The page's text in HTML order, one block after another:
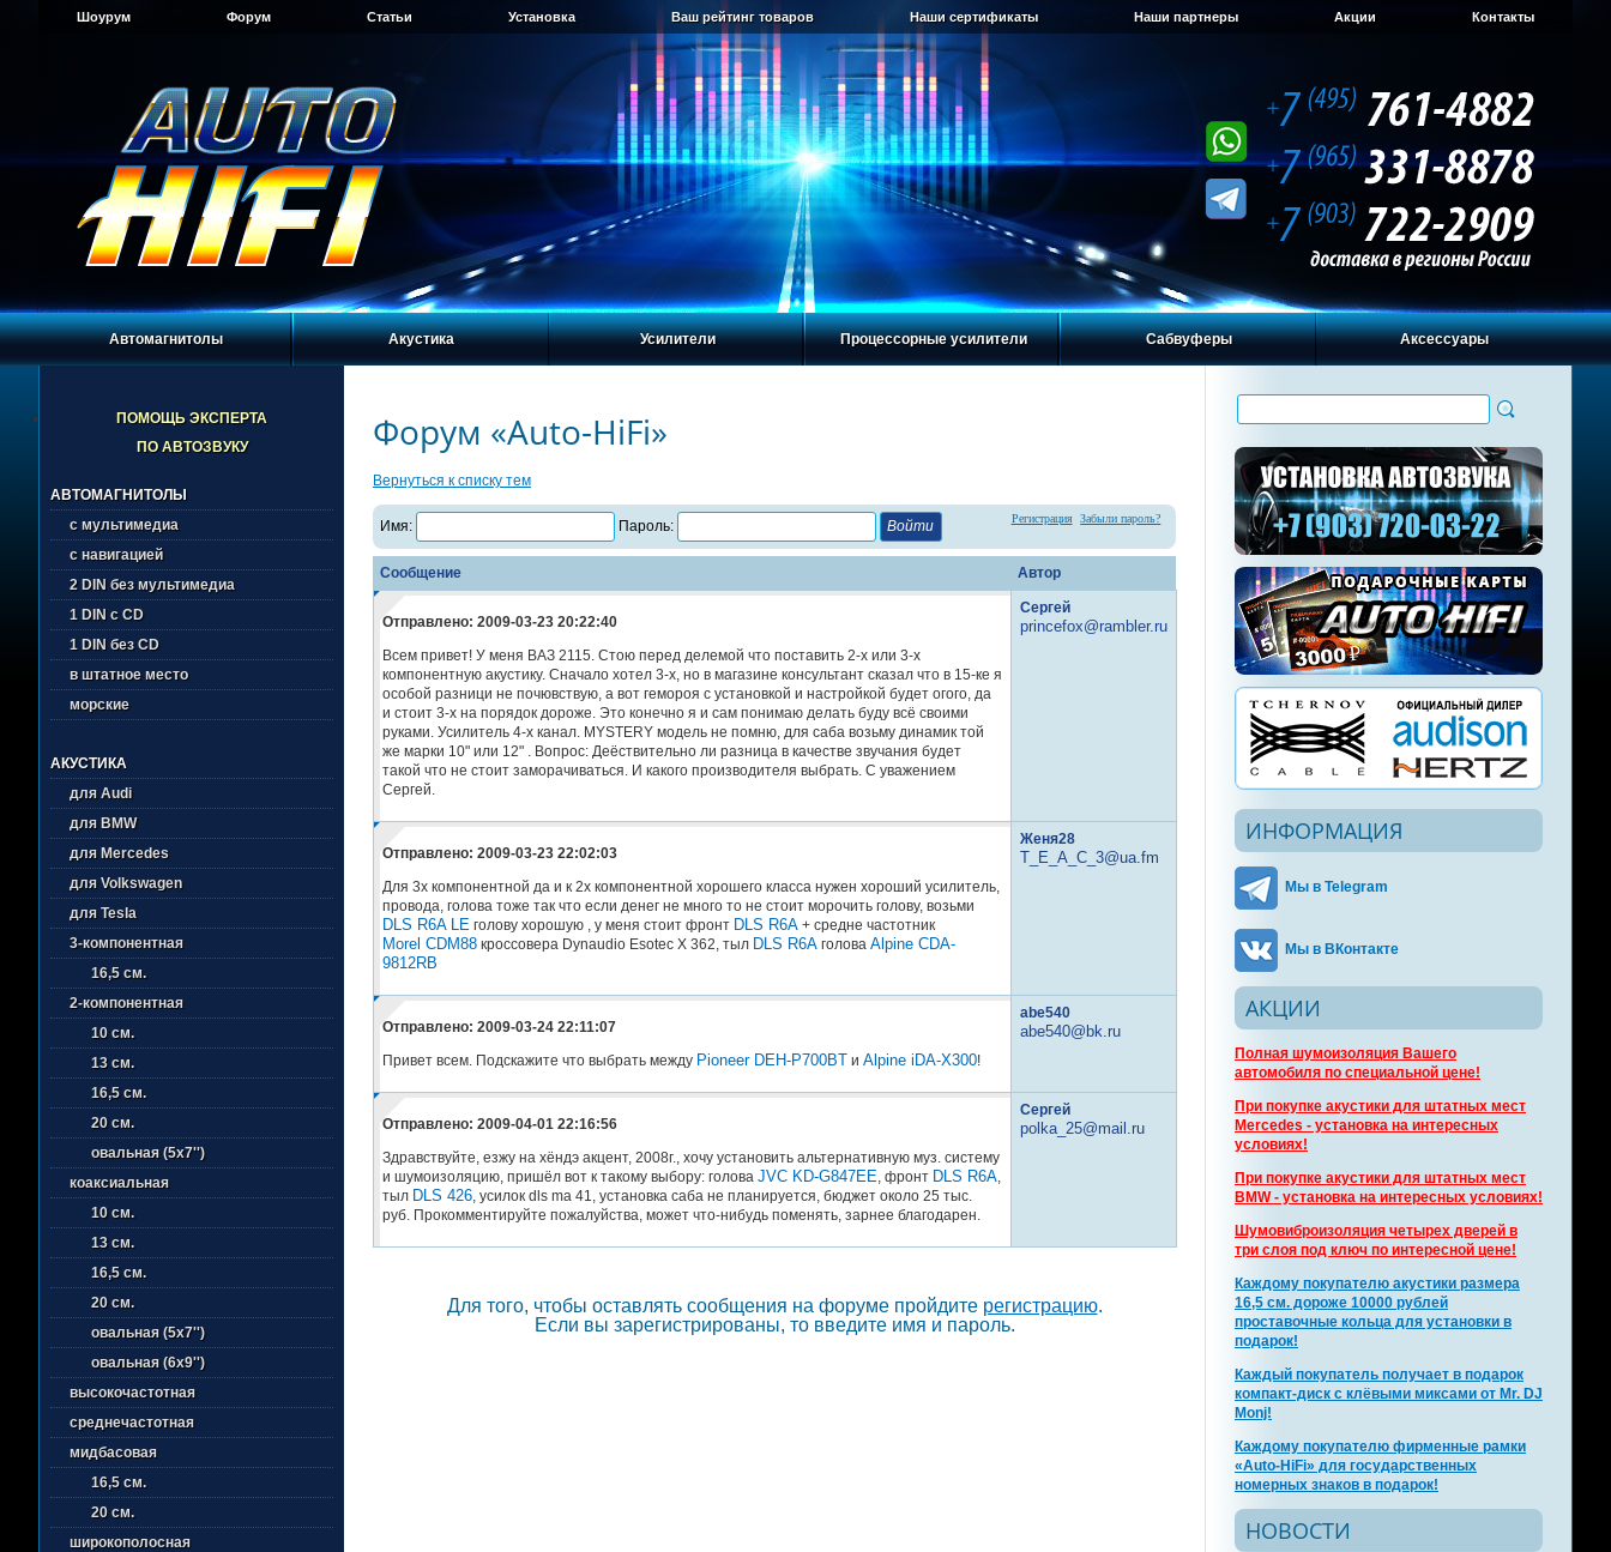
Шоурум Форум Статьи Установка Ваш рейтинг товаров Наши сертификаты Наши партнеры Акции Контакты
Автомагнитолы Акустика Усилители Процессорные усилители Сабвуферы Аксессуары
ПОМОЩЬ ЭКСПЕРТА
ПО АВТОЗВУКУ
АВТОМАГНИТОЛЫ
с мультимедиа
с навигацией
2 DIN без мультимедиа
1 DIN с CD
1 DIN без CD
в штатное место
морские
АКУСТИКА
для Audi
для BMW
для Mercedes
для Volkswagen
для Tesla
3-компонентная
16,5 см.
2-компонентная
10 см.
13 см.
16,5 см.
20 см.
овальная (5х7'')
коаксиальная
10 см.
13 см.
16,5 см.
20 см.
овальная (5х7'')
овальная (6х9'')
высокочастотная
среднечастотная
мидбасовая
16,5 см.
20 см.
широкополосная
Форум «Auto-HiFi»
Вернуться к списку тем
Имя: Пароль: Забыли пароль?
Регистрация
Сообщение Автор
Отправлено: 2009-03-23 20:22:40
Всем привет! У меня ВАЗ 2115. Стою перед делемой что поставить 2-х или 3-х
компонентную акустику. Сначало хотел 3-х, но в магазине консультант сказал что в 15-ке я
особой разници не почювствую, а вот гемороя с установкой и настройкой будет огого, да
и стоит 3-х на порядок дороже. Это конечно я и сам понимаю делать буду всё своими
руками. Усилитель 4-х канал. MYSTERY модель не помню, для саба возьму динамик той
же марки 10" или 12" . Вопрос: Деёствительно ли разница в качестве звучания будет
такой что не стоит заморачиваться. И какого производителя выбрать. С уважением
Сергей.
Сергей
princefox@rambler.ru
Отправлено: 2009-03-23 22:02:03
Для 3х компонентной да и к 2х компонентной хорошего класса нужен хороший усилитель,
провода, голова тоже так что если денег не много то не стоит морочить голову, возьми
DLS R6A LEголову хорошую , у меня стоит фронт DLS R6A+ средне частотник
Morel CDM88кроссовера Dynaudio Esotec X 362, тыл DLS R6Aголова Alpine CDA-
9812RB
Женя28
T_E_A_C_3@ua.fm
Отправлено: 2009-03-24 22:11:07
Привет всем. Подскажите что выбрать между Pioneer DEH-P700BT и Alpine iDA-X300!
abe540
abe540@bk.ru
Отправлено: 2009-04-01 22:16:56
Здравствуйте, езжу на хёндэ акцент, 2008г., хочу установить альтернативную муз. систему
и шумоизоляцию, пришёл вот к такому выбору: голова JVC KD-G847EE, фронт DLS R6A,
тыл DLS 426, усилок dls ma 41, установка саба не планируется, бюджет около 25 тыс.
руб. Прокомментируйте пожалуйства, может что-нибудь поменять, зарнее благодарен.
Сергей
polka_25@mail.ru
Для того, чтобы оставлять сообщения на форуме пройдите регистрацию.
Если вы зарегистрированы, то введите имя и пароль.
ИНФОРМАЦИЯ
Мы в Telegram
Мы в ВКонтакте
АКЦИИ
Полная шумоизоляция Вашего
автомобиля по специальной цене!
При покупке акустики для штатных мест
Mercedes - установка на интересных
условиях!
При покупке акустики для штатных мест
BMW - установка на интересных условиях!
Шумовиброизоляция четырех дверей в
три слоя под ключ по интересной цене!
Каждому покупателю акустики размера
16,5 см. дороже 10000 рублей
проставочные кольца для установки в
подарок!
Каждый покупатель получает в подарок
компакт-диск с клёвыми миксами от Mr. DJ
Monj!
Каждому покупателю фирменные рамки
«Auto-HiFi» для государственных
номерных знаков в подарок!
НОВОСТИ